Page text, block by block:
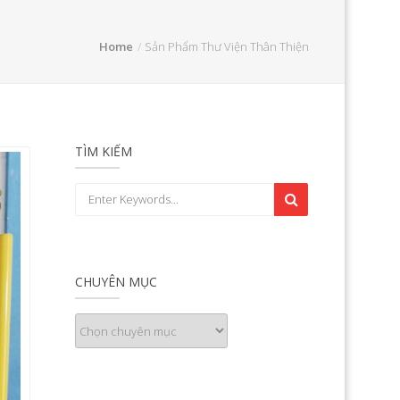
Home Sản Phẩm Thư Viện Thân Thiện
TÌM KIẾM
CHUYÊN MỤC
mục